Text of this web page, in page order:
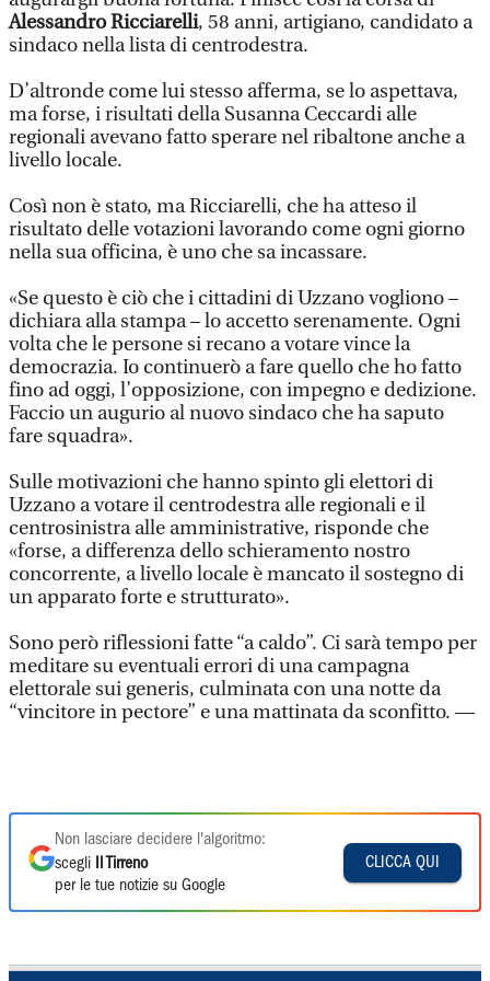
Alessandro Ricciarelli, 58 anni, artigiano, candidato a
sindaco nella lista di centrodestra.
D’altronde come lui stesso afferma, se lo aspettava,
ma forse, i risultati della Susanna Ceccardi alle
regionali avevano fatto sperare nel ribaltone anche a
livello locale.
Così non è stato, ma Ricciarelli, che ha atteso il
risultato delle votazioni lavorando come ogni giorno
nella sua officina, è uno che sa incassare.
«Se questo è ciò che i cittadini di Uzzano vogliono –
dichiara alla stampa – lo accetto serenamente. Ogni
volta che le persone si recano a votare vince la
democrazia. Io continuerò a fare quello che ho fatto
fino ad oggi, l’opposizione, con impegno e dedizione.
Faccio un augurio al nuovo sindaco che ha saputo
fare squadra».
Sulle motivazioni che hanno spinto gli elettori di
Uzzano a votare il centrodestra alle regionali e il
centrosinistra alle amministrative, risponde che
«forse, a differenza dello schieramento nostro
concorrente, a livello locale è mancato il sostegno di
un apparato forte e strutturato».
Sono però riflessioni fatte “a caldo”. Ci sarà tempo per
meditare su eventuali errori di una campagna
elettorale sui generis, culminata con una notte da
“vincitore in pectore” e una mattinata da sconfitto. —
Non lasciare decidere l'algoritmo:
scegli
Il Tirreno
per le tue notizie su Google
CLICCA QUI